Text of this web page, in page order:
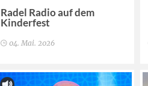
Radel Radio auf dem
Kinderfest
04. Mai. 2026